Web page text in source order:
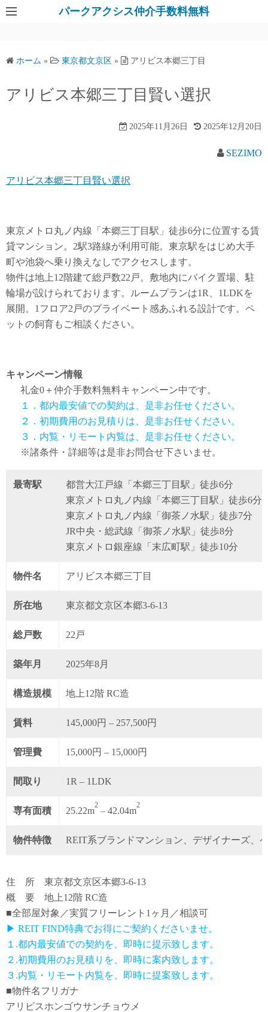
パークアクシス仲介手数料無料
ホーム » 東京都文京区 » アリビス本郷三丁目
アリビス本郷三丁目賢い選択
2025年11月26日 2025年12月20日
SEZIMO
アリビス本郷三丁目賢い選択
東京メトロ丸ノ内線「本郷三丁目駅」徒歩6分に位置する賃
貸マンション。2駅3路線が利用可能。東京駅をはじめ大手
町や池袋へ乗り換えなしでアクセスします。
物件は地上12階建て総戸数22戸。敷地内にバイク置場、駐
輪場が設けられております。ルームプランは1R、1LDKを
展開。1フロア2戸のプライベート感あふれる設計です。ペ
ットの飼育もご相談ください。
キャンペーン情報
礼金0 ＋仲介手数料無料キャンペーン中です。
１．都内最安値での契約は、是非お任せください。
２．初期費用のお見積りは、是非お任せください。
３．内覧・リモート内覧は、是非お任せください。
※諸条件・詳細等は是非お問合せ下さいませ。
最寄駅
都営大江戸線「本郷三丁目駅」徒歩6分
東京メトロ丸ノ内線「本郷三丁目駅」徒歩6分
東京メトロ丸ノ内線「御茶ノ水駅」徒歩7分
JR中央・総武線「御茶ノ水駅」徒歩8分
東京メトロ銀座線「末広町駅」徒歩10分
物件名 アリビス本郷三丁目
所在地 東京都文京区本郷3-6-13
総戸数 22戸
築年月 2025年8月
構造規模 地上12階 RC造
賃料 145,000円 – 257,500円
管理費 15,000円 – 15,000円
間取り 1R – 1LDK
専有面積 25.22m
2
– 42.04m
2
物件特徴 REIT系ブランドマンション、デザイナーズ、
住 所 東京都文京区本郷3-6-13
概 要 地上12階 RC造
■全部屋対象／実質フリーレント1ヶ月／相談可
▶ REIT FIND特典でお得にご契約くださいませ。
１.都内最安値での契約を、即時に提示致します。
２.初期費用のお見積りを、即時に案内致します。
３.内覧・リモート内覧を、即時に提案致します。
■物件名フリガナ
アリビスホンゴウサンチョウメ